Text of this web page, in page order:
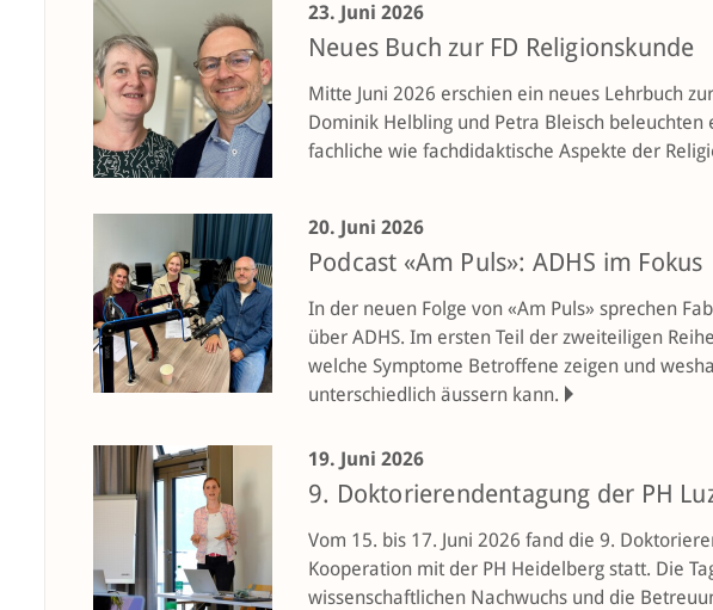
23. Juni 2026
Neues Buch zur FD Religionskunde
Mitte Juni 2026 erschien ein neues Lehr­buch
Dominik Helbling und Petra Bleisch
fachliche wie fachdidaktische Aspekte der
20. Juni 2026
Podcast «Am Puls»: ADHS im Fokus
In der neuen Folge von «Am Puls» sprechen
über ADHS. Im ersten Teil der zweiteiligen
welche Symptome Betroffene zeigen und
unterschiedlich äussern kann.
19. Juni 2026
9. Doktorierendentagung der PH
Vom 15. bis 17. Juni 2026 fand die 9.
Kooperation mit der PH Heidelberg statt. Die
wissenschaftlichen Nachwuchs und die